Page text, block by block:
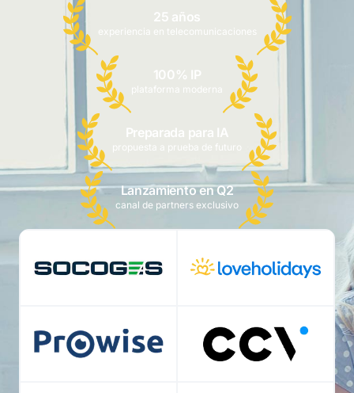
25 años
experiencia en telecomunicaciones
100% IP
plataforma moderna
Preparada para IA
propuesta a prueba de futuro
Lanzamiento en Q2
canal de partners exclusivo